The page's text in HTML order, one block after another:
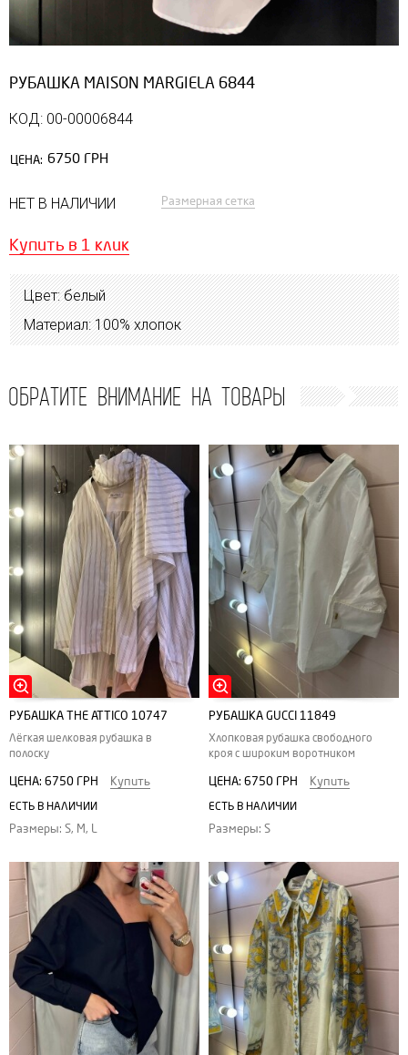
РУБАШКА MAISON MARGIELA 6844
КОД: 00-00006844
ЦЕНА: 6750 ГРН
НЕТ В НАЛИЧИИ Размерная сетка
Купить в 1 клик
Цвет: белый
Материал: 100% хлопок
ОБРАТИТЕ ВНИМАНИЕ НА ТОВАРЫ
РУБАШКА THE ATTICO 10747
Лёгкая шелковая рубашка в
полоску
ЦЕНА: 6750 ГРН Купить
ЕСТЬ В НАЛИЧИИ
Размеры: S, M, L
РУБАШКА GUCCI 11849
Хлопковая рубашка свободного
кроя с широким воротником
ЦЕНА: 6750 ГРН Купить
ЕСТЬ В НАЛИЧИИ
Размеры: S